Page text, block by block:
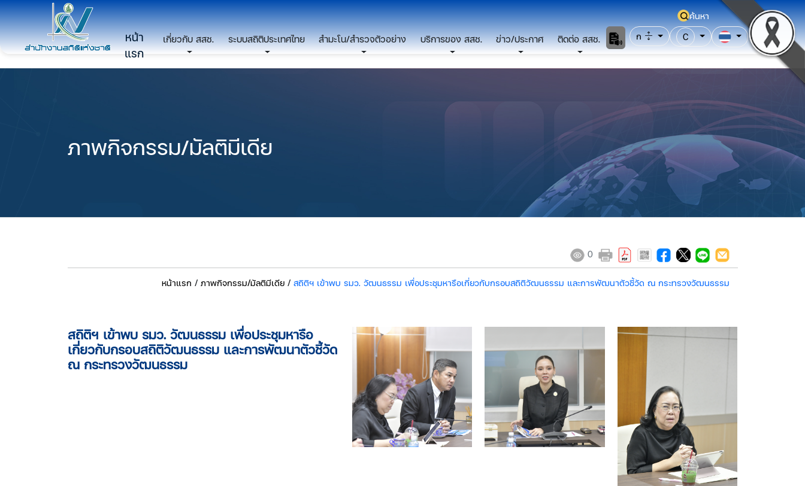
หน้า
แรก
เกี่ยวกับ สสช. ระบบสถิติประเทศไทย สำมะโน/สำรวจตัวอย่าง บริการของ สสช. ข่าว/ประกาศ ติดต่อ สสช.
ค้นหา
ก
C
ภาพกิจกรรม/มัลติมีเดีย
0
หน้าแรก / ภาพกิจกรรม/มัลติมีเดีย/ สถิติฯ เข้าพบ รมว. วัฒนธรรม เพื่อประชุมหารือเกี่ยวกับกรอบสถิติวัฒนธรรม และการพัฒนาตัวชี้วัด ณ กระทรวงวัฒนธรรม
สถิติฯ เข้าพบ รมว. วัฒนธรรม เพื่อประชุมหารือ
เกี่ยวกับกรอบสถิติวัฒนธรรม และการพัฒนาตัวชี้วัด
ณ กระทรวงวัฒนธรรม